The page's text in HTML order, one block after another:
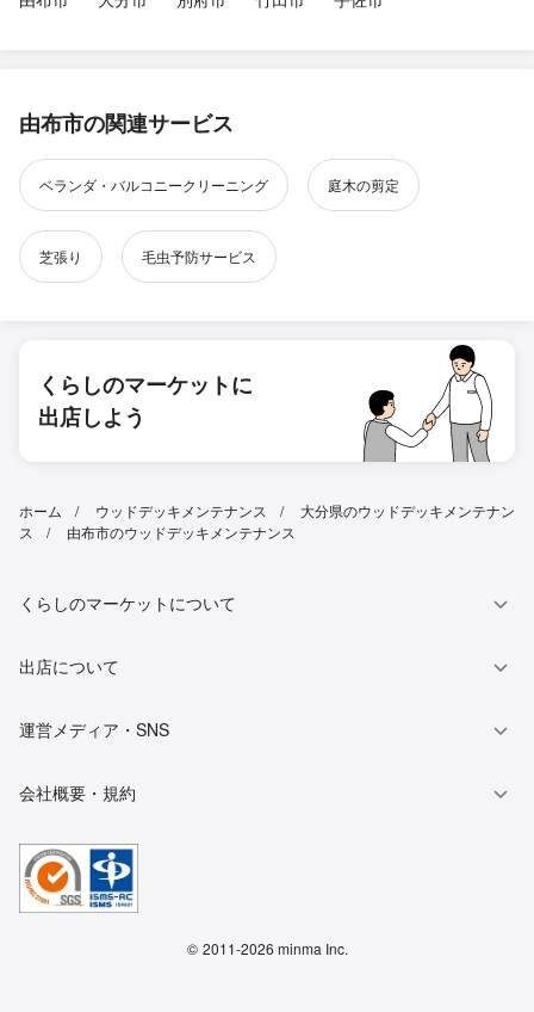
由布市の関連サービス
ベランダ・バルコニークリーニング 庭木の剪定
芝張り 毛虫予防サービス
くらしのマーケットに
出店しよう
ホーム ウッドデッキメンテナンス
大分県のウッドデッキメンテナン
ス
由布市のウッドデッキメンテナンス
くらしのマーケットについて
出店について
運営メディア・SNS
会社概要・規約
© 2011-2026 minma Inc.